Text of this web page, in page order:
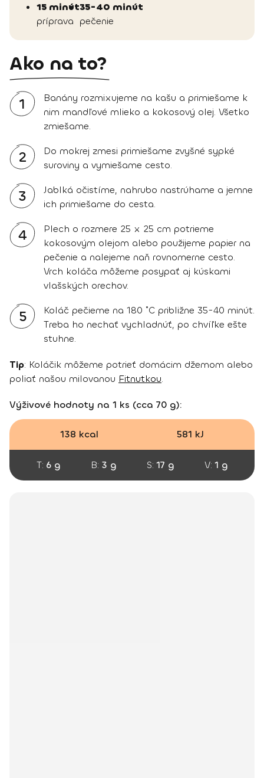
15 minút
príprava
35-40 minút
pečenie
Ako na to?
1
Banány rozmixujeme na kašu a primiešame k
nim mandľové mlieko a kokosový olej. Všetko
zmiešame.
2
Do mokrej zmesi primiešame zvyšné sypké
suroviny a vymiešame cesto.
3
Jablká očistíme, nahrubo nastrúhame a jemne
ich primiešame do cesta.
4
Plech o rozmere 25 x 25 cm potrieme
kokosovým olejom alebo použijeme papier na
pečenie a nalejeme naň rovnomerne cesto.
Vrch koláča môžeme posypať aj kúskami
vlašských orechov.
5
Koláč pečieme na 180 ˚C približne 35-40 minút.
Treba ho nechať vychladnúť, po chvíľke ešte
stuhne.
Tip: Koláčik môžeme potrieť domácim džemom alebo
poliať našou milovanou Fitnutkou.
Výživové hodnoty na 1 ks (cca 70 g):
138 kcal 581 kJ
T: 6 g B: 3 g S: 17 g V: 1 g